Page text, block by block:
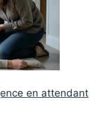
en attendant